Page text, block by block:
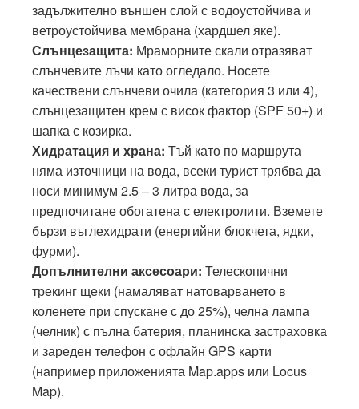
задължително външен слой с водоустойчива и
ветроустойчива мембрана (хардшел яке).
Слънцезащита: Мраморните скали отразяват
слънчевите лъчи като огледало. Носете
качествени слънчеви очила (категория 3 или 4),
слънцезащитен крем с висок фактор (SPF 50+) и
шапка с козирка.
Хидратация и храна: Тъй като по маршрута
няма източници на вода, всеки турист трябва да
носи минимум 2.5 – 3 литра вода, за
предпочитане обогатена с електролити. Вземете
бързи въглехидрати (енергийни блокчета, ядки,
фурми).
Допълнителни аксесоари: Телескопични
трекинг щеки (намаляват натоварването в
коленете при спускане с до 25%), челна лампа
(челник) с пълна батерия, планинска застраховка
и зареден телефон с офлайн GPS карти
(например приложенията Map.apps или Locus
Map).